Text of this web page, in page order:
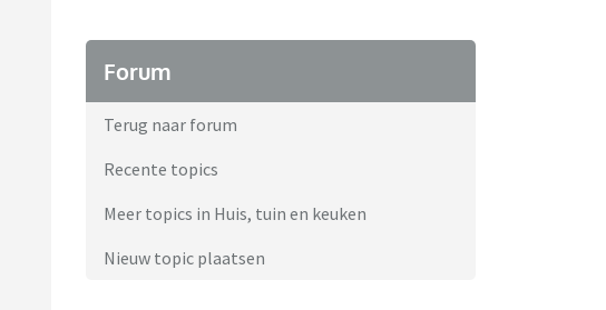
Forum
Terug naar forum
Recente topics
Meer topics in Huis, tuin en keuken
Nieuw topic plaatsen